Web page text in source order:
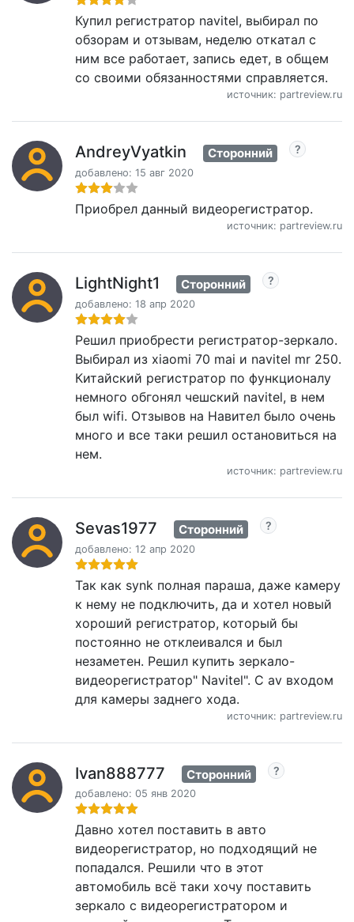
Купил регистратор navitel, выбирал по
обзорам и отзывам, неделю откатал с
ним все работает, запись едет, в общем
со своими обязанностями справляется.
источник: partreview.ru
AndreyVyatkin Сторонний
добавлено: 15 авг 2020
Приобрел данный видеорегистратор.
источник: partreview.ru
LightNight1 Сторонний
добавлено: 18 апр 2020
Решил приобрести регистратор-зеркало.
Выбирал из xiaomi 70 mai и navitel mr 250.
Китайский регистратор по функционалу
немного обгонял чешский navitel, в нем
был wifi. Отзывов на Навител было очень
много и все таки решил остановиться на
нем.
источник: partreview.ru
Sevas1977 Сторонний
добавлено: 12 апр 2020
Так как synk полная параша, даже камеру
к нему не подключить, да и хотел новый
хороший регистратор, который бы
постоянно не отклеивался и был
незаметен. Решил купить зеркало-
видеорегистратор" Navitel". С av входом
для камеры заднего хода.
источник: partreview.ru
Ivan888777 Сторонний
добавлено: 05 янв 2020
Давно хотел поставить в авто
видеорегистратор, но подходящий не
попадался. Решили что в этот
автомобиль всё таки хочу поставить
зеркало с видеорегистратором и